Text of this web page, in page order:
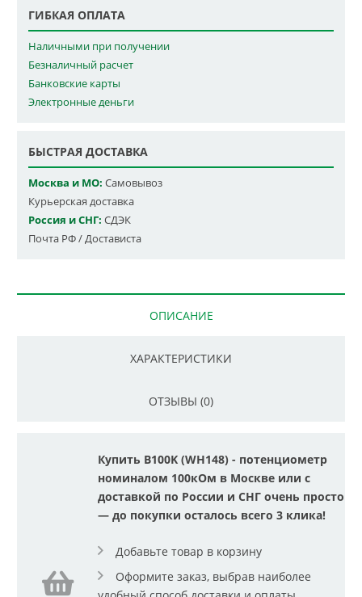
ГИБКАЯ ОПЛАТА
Наличными при получении
Безналичный расчет
Банковские карты
Электронные деньги
БЫСТРАЯ ДОСТАВКА
Москва и МО: Самовывоз
Курьерская доставка
Россия и СНГ: СДЭК
Почта РФ / Достависта
ОПИСАНИЕ
ХАРАКТЕРИСТИКИ
ОТЗЫВЫ (0)
Купить B100K (WH148) - потенциометр
номиналом 100кОм в Москве или с
доставкой по России и СНГ очень просто
— до покупки осталось всего 3 клика!
Добавьте товар в корзину
Оформите заказ, выбрав наиболее